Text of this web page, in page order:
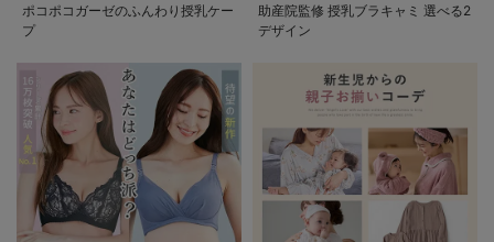
ポコポコガーゼのふんわり授乳ケー
プ
助産院監修 授乳ブラキャミ 選べる2
デザイン